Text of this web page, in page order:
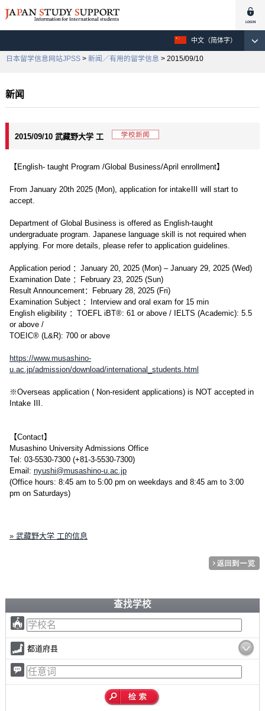
中文（简体字）
日本留学信息网站JPSS > 新闻／有用的留学信息 > 2015/09/10
新闻
2015/09/10 武藏野大学 工
【English- taught Program /Global Business/April enrollment】
From January 20th 2025 (Mon), application for intakeⅢ will start to
accept.
Department of Global Business is offered as English-taught
undergraduate program. Japanese language skill is not required when
applying. For more details, please refer to application guidelines.
Application period ：January 20, 2025 (Mon) – January 29, 2025 (Wed)
Examination Date ：February 23, 2025 (Sun)
Result Announcement：February 28, 2025 (Fri)
Examination Subject ：Interview and oral exam for 15 min
English eligibility ：TOEFL iBT®: 61 or above / IELTS (Academic): 5.5
or above /
TOEIC® (L&R): 700 or above
https://www.musashino-
u.ac.jp/admission/download/international_students.html
※Overseas application ( Non-resident applications) is NOT accepted in
Intake Ⅲ.
【Contact】
Musashino University Admissions Office
Tel: 03-5530-7300 (+81-3-5530-7300)
Email: nyushi@musashino-u.ac.jp
(Office hours: 8:45 am to 5:00 pm on weekdays and 8:45 am to 3:00
pm on Saturdays)
» 武藏野大学 工的信息
查找学校
都道府县